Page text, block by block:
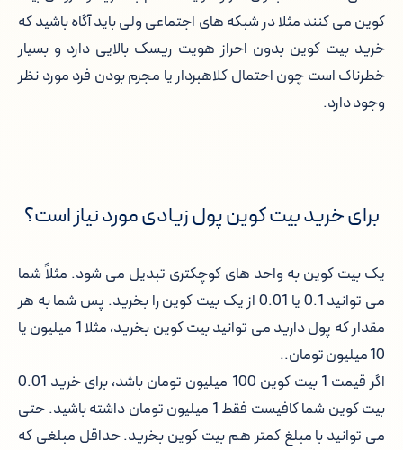
کوین می کنند مثلا در شبکه های اجتماعی ولی باید آگاه باشید که
خرید بیت کوین بدون احراز هویت ریسک بالایی دارد و بسیار
خطرناک است چون احتمال کلاهبردار یا مجرم بودن فرد مورد نظر
وجود دارد.
برای خرید بیت کوین پول زیادی مورد نیاز است؟
یک بیت کوین به واحد های کوچکتری تبدیل می شود. مثلاً شما
می توانید 0.1 یا 0.01 از یک بیت کوین را بخرید. پس شما به هر
مقدار که پول دارید می توانید بیت کوین بخرید، مثلا 1 میلیون یا
10 میلیون تومان..
اگر قیمت 1 بیت کوین 100 میلیون تومان باشد، برای خرید 0.01
بیت کوین شما کافیست فقط 1 میلیون تومان داشته باشید. حتی
می توانید با مبلغ کمتر هم بیت کوین بخرید. حداقل مبلغی که